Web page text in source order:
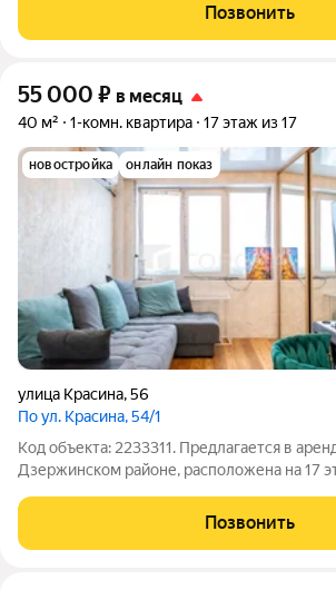
кирпичный Чистый подъезд Хорошие
Безопасный и уютный район О
Позвонить
55 000 ₽ в месяц
40 м² 1-комн. квартира 17 этаж из 17
новостройка онлайн показ
улица Красина,56
По ул. Красина, 54/1
Код объекта: 2233311. Предлагается в
Дзержинском районе, расположена на 17
кирпичный Чистый подъезд Хорошие
Безопасный и уютный район О
Позвонить